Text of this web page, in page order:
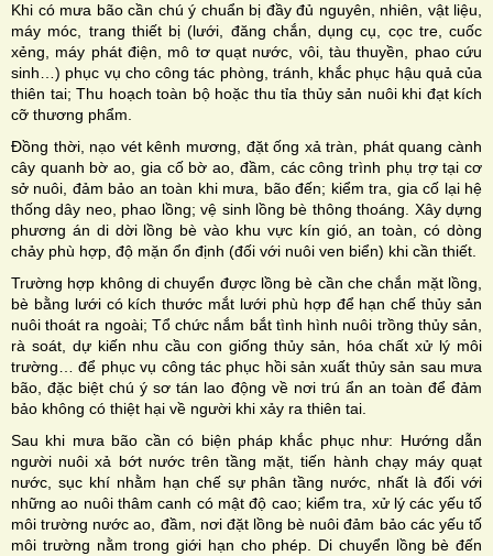
Khi có mưa bão cần chú ý chuẩn bị đầy đủ nguyên, nhiên, vật liệu,
máy móc, trang thiết bị (lưới, đăng chắn, dụng cụ, cọc tre, cuốc
xẻng, máy phát điện, mô tơ quạt nước, vôi, tàu thuyền, phao cứu
sinh…) phục vụ cho công tác phòng, tránh, khắc phục hậu quả của
thiên tai; Thu hoạch toàn bộ hoặc thu tỉa thủy sản nuôi khi đạt kích
cỡ thương phẩm.
Đồng thời, nạo vét kênh mương, đặt ống xả tràn, phát quang cành
cây quanh bờ ao, gia cố bờ ao, đầm, các công trình phụ trợ tại cơ
sở nuôi, đảm bảo an toàn khi mưa, bão đến; kiểm tra, gia cố lại hệ
thống dây neo, phao lồng; vệ sinh lồng bè thông thoáng. Xây dựng
phương án di dời lồng bè vào khu vực kín gió, an toàn, có dòng
chảy phù hợp, độ mặn ổn định (đối với nuôi ven biển) khi cần thiết.
Trường hợp không di chuyển được lồng bè cần che chắn mặt lồng,
bè bằng lưới có kích thước mắt lưới phù hợp để hạn chế thủy sản
nuôi thoát ra ngoài; Tổ chức nắm bắt tình hình nuôi trồng thủy sản,
rà soát, dự kiến nhu cầu con giống thủy sản, hóa chất xử lý môi
trường… để phục vụ công tác phục hồi sản xuất thủy sản sau mưa
bão, đặc biệt chú ý sơ tán lao động về nơi trú ẩn an toàn để đảm
bảo không có thiệt hại về người khi xảy ra thiên tai.
Sau khi mưa bão cần có biện pháp khắc phục như: Hướng dẫn
người nuôi xả bớt nước trên tầng mặt, tiến hành chạy máy quạt
nước, sục khí nhằm hạn chế sự phân tầng nước, nhất là đối với
những ao nuôi thâm canh có mật độ cao; kiểm tra, xử lý các yếu tố
môi trường nước ao, đầm, nơi đặt lồng bè nuôi đảm bảo các yếu tố
môi trường nằm trong giới hạn cho phép. Di chuyển lồng bè đến